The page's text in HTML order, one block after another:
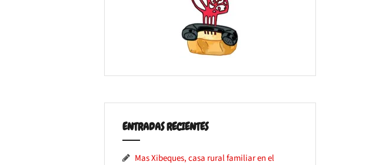
ENTRADAS RECIENTES
Mas Xibeques, casa rural familiar en el